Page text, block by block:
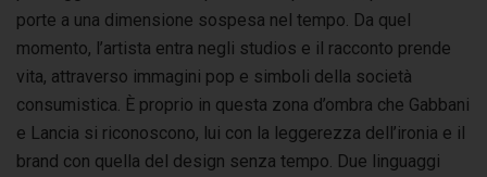
porte a una dimensione sospesa nel tempo. Da quel
momento, l’artista entra negli studios e il racconto prende
vita, attraverso immagini pop e simboli della società
consumistica. È proprio in questa zona d’ombra che Gabbani
e Lancia si riconoscono, lui con la leggerezza dell’ironia e il
brand con quella del design senza tempo. Due linguaggi